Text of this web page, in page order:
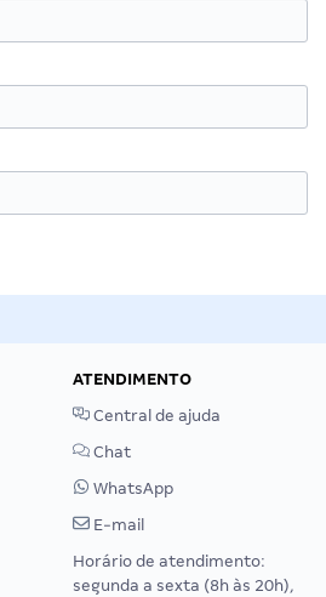
ATENDIMENTO
Central de ajuda
Chat
WhatsApp
E-mail
Horário de atendimento:
segunda a sexta (8h às 20h),